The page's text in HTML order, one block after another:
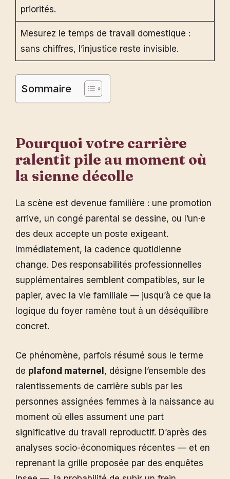
priorités.
Mesurez le temps de travail domestique :
sans chiffres, l’injustice reste invisible.
Sommaire
Pourquoi votre carrière
ralentit pile au moment où
la sienne décolle
La scène est devenue familière : une promotion
arrive, un congé parental se dessine, ou l’un·e
des deux accepte un poste exigeant.
Immédiatement, la cadence quotidienne
change. Des responsabilités professionnelles
supplémentaires semblent compatibles, sur le
papier, avec la vie familiale — jusqu’à ce que la
logique du foyer ramène tout à un déséquilibre
concret.
Ce phénomène, parfois résumé sous le terme
de plafond maternel , désigne l’ensemble des
ralentissements de carrière subis par les
personnes assignées femmes à la naissance au
moment où elles assument une part
significative du travail reproductif. D’après des
analyses socio-économiques récentes — et en
reprenant la grille proposée par des enquêtes